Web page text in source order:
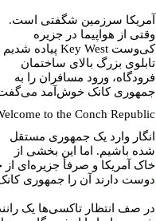
آمریکا سرزمین شگفتی است.
وقتی از هواپیما در جزیره
کی‌وست Key West پیاده شدیم
تابلوی بزرگ بالای ساختمان
فرودگاه، ورود مسافران را به
جمهوری کانک خوش‌آمد
to the Conch Republic
انگار وارد یک جمهوری مستقل
شده باشیم. اما این بخشی از
خاک آمریکا و صرفأ جزیره‌ای
دوست دارند آن را جمهوری
در صف انتظار تاکسی‌ها یک